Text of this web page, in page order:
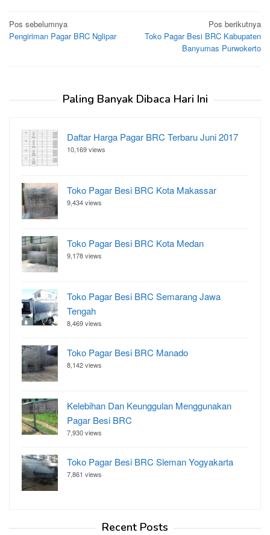
Navigasi
pos
Pos sebelumnya
Pengiriman Pagar BRC Nglipar
Pos berikutnya
Toko Pagar Besi BRC Kabupaten
Banyumas Purwokerto
Paling Banyak Dibaca Hari Ini
Daftar Harga Pagar BRC Terbaru Juni 2017
10,169 views
Toko Pagar Besi BRC Kota Makassar
9,434 views
Toko Pagar Besi BRC Kota Medan
9,178 views
Toko Pagar Besi BRC Semarang Jawa
Tengah
8,469 views
Toko Pagar Besi BRC Manado
8,142 views
Kelebihan Dan Keunggulan Menggunakan
Pagar Besi BRC
7,930 views
Toko Pagar Besi BRC Sleman Yogyakarta
7,861 views
Recent Posts